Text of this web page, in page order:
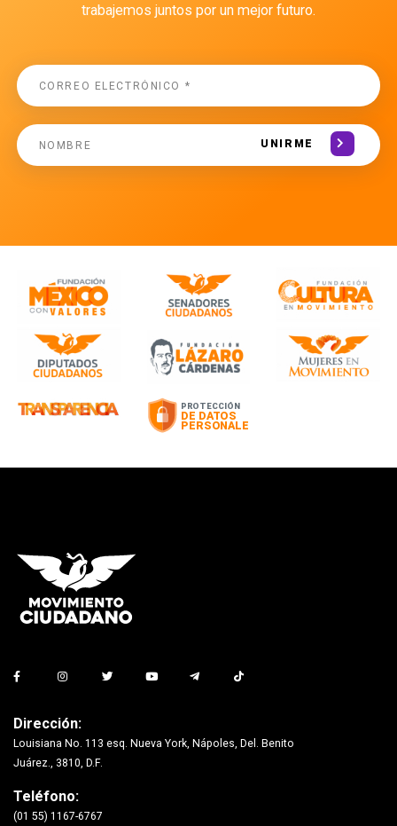
trabajemos juntos por un mejor futuro.
UNIRME
Dirección:
Louisiana No. 113 esq. Nueva York, Nápoles, Del. Benito
Juárez., 3810, D.F.
Teléfono:
(01 55) 1167-6767